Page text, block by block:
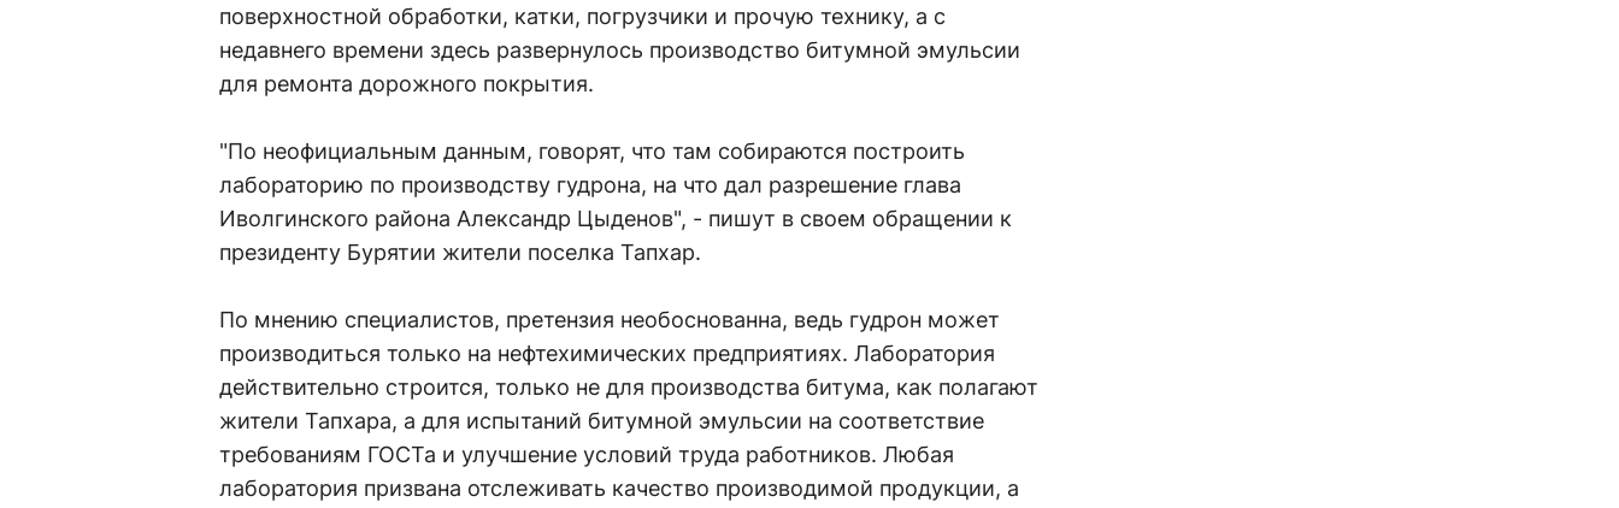
поверхностной обработки, катки, погрузчики и прочую технику, а с
недавнего времени здесь развернулось производство битумной эмульсии
для ремонта дорожного покрытия.
"По неофициальным данным, говорят, что там собираются построить
лабораторию по производству гудрона, на что дал разрешение глава
Иволгинского района Александр Цыденов", - пишут в своем обращении к
президенту Бурятии жители поселка Тапхар.
По мнению специалистов, претензия необоснованна, ведь гудрон может
производиться только на нефтехимических предприятиях. Лаборатория
действительно строится, только не для производства битума, как полагают
жители Тапхара, а для испытаний битумной эмульсии на соответствие
требованиям ГОСТа и улучшение условий труда работников. Любая
лаборатория призвана отслеживать качество производимой продукции, а